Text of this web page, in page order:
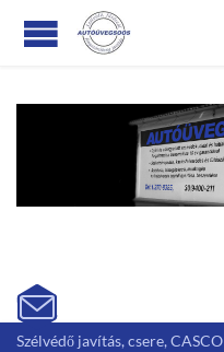

Szélvédő javítás, csere, CASCO